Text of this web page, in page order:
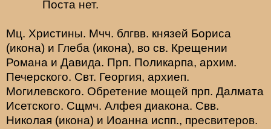
Поста нет.
Мц. Христины. Мчч. блгвв. князей Бориса
(икона) и Глеба (икона), во св. Крещении
Романа и Давида. Прп. Поликарпа, архим.
Печерского. Свт. Георгия, архиеп.
Могилевского. Обретение мощей прп. Далмата
Исетского. Сщмч. Алфея диакона. Свв.
Николая (икона) и Иоанна испп., пресвитеров.